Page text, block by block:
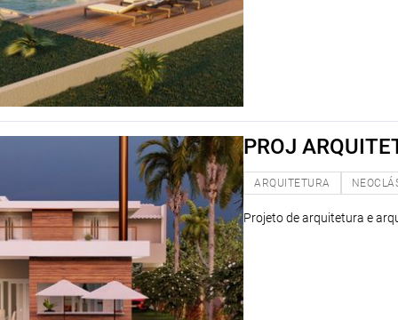
PROJ
ARQUITETURA
Projeto de arquitetura e